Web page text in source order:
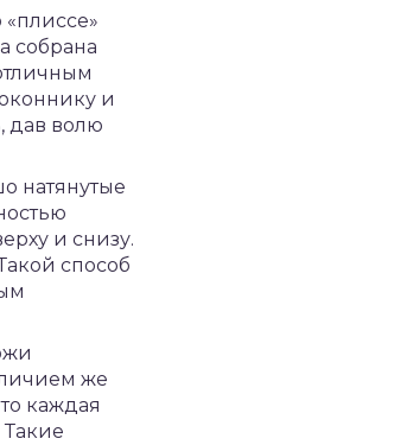
собрана
и
дав волю
натянутые
и снизу.
способ
же
каждая